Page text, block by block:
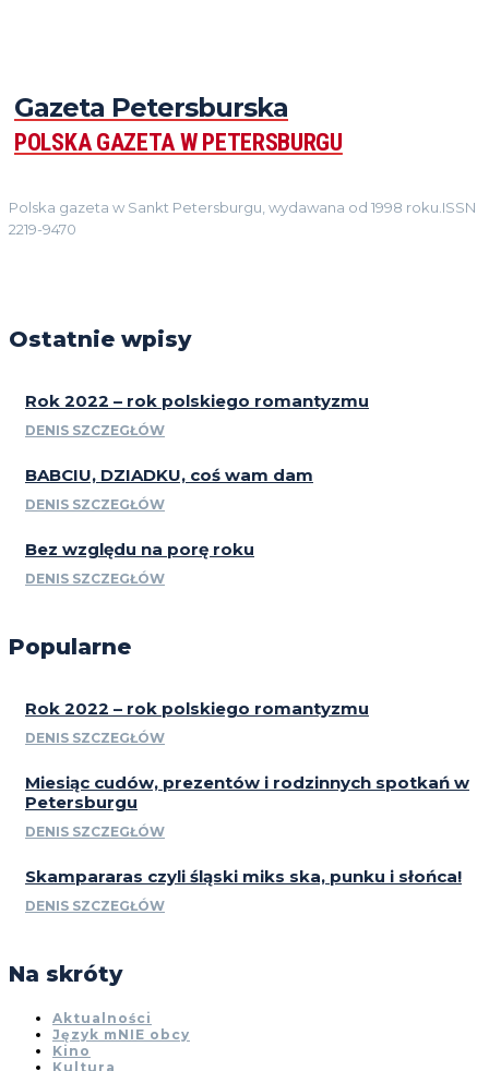
Gazeta Petersburska
POLSKA GAZETA W PETERSBURGU
Polska gazeta w Sankt Petersburgu, wydawana od 1998 roku.ISSN
2219-9470
Ostatnie wpisy
Rok 2022 – rok polskiego romantyzmu
DENIS SZCZEGŁÓW
BABCIU, DZIADKU, coś wam dam
DENIS SZCZEGŁÓW
Bez względu na porę roku
DENIS SZCZEGŁÓW
Popularne
Rok 2022 – rok polskiego romantyzmu
DENIS SZCZEGŁÓW
Miesiąc cudów, prezentów i rodzinnych spotkań w
Petersburgu
DENIS SZCZEGŁÓW
Skampararas czyli śląski miks ska, punku i słońca!
DENIS SZCZEGŁÓW
Na skróty
Aktualności
Język mNIE obcy
Kino
Kultura